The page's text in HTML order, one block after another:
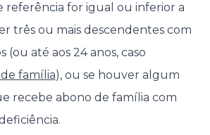
referência for igual ou inferior a
três ou mais descendentes com
(ou até aos 24 anos, caso
família), ou se houver algum
recebe abono de família com